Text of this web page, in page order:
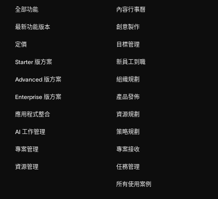
全部功能
最新功能版本
定價
Starter 版方案
Advanced 版方案
Enterprise 版方案
應用程式整合
AI 工作管理
專案管理
資源管理
內容行事曆
創意製作
目標管理
新員工到職
組織規劃
產品發佈
資源規劃
策略規劃
專案接收
任務管理
所有使用案例